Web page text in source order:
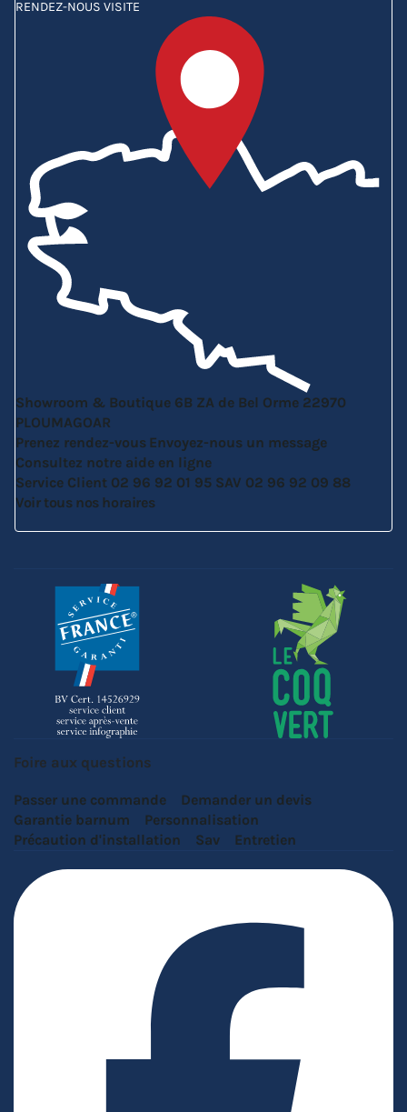
RENDEZ-NOUS VISITE
Showroom & Boutique 6B ZA de Bel Orme 22970
PLOUMAGOAR
Prenez rendez-vous Envoyez-nous un message
Consultez notre aide en ligne
Service Client 02 96 92 01 95 SAV 02 96 92 09 88
Voir tous nos horaires
Foire aux questions
Passer une commande
Demander un devis
Garantie barnum
Personnalisation
Précaution d'installation
Sav Entretien